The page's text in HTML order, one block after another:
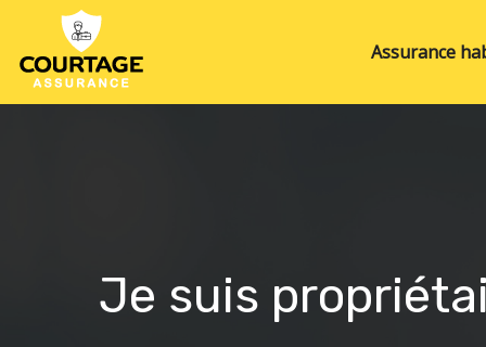
Assurance
Je suis